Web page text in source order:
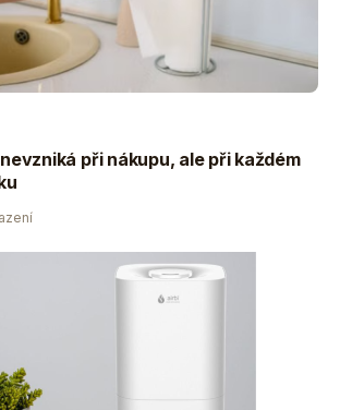
při nákupu, ale při každém